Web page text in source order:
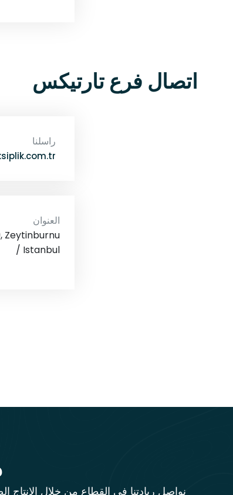
اتصال فرع تارتيكس
راسلنا
العنوان
Zeytinburnu
/ Istanbul
نواصل ريادتنا في القطاع من خلال الإنتاج